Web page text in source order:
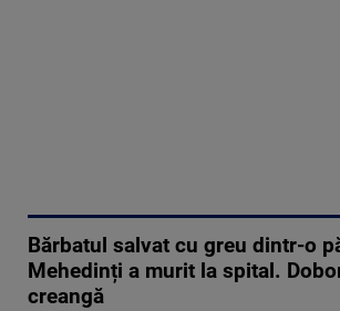
Bărbatul salvat cu greu dintr-o
Mehedinți a murit la spital.
creangă